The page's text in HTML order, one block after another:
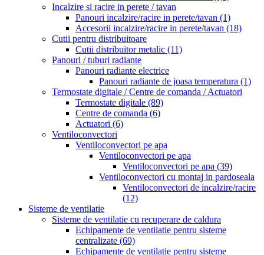
Incalzire si racire in perete / tavan
Panouri incalzire/racire in perete/tavan (1)
Accesorii incalzire/racire in perete/tavan (18)
Cutii pentru distribuitoare
Cutii distribuitor metalic (11)
Panouri / tuburi radiante
Panouri radiante electrice
Panouri radiante de joasa temperatura (1)
Termostate digitale / Centre de comanda / Actuatori
Termostate digitale (89)
Centre de comanda (6)
Actuatori (6)
Ventiloconvectori
Ventiloconvectori pe apa
Ventiloconvectori pe apa
Ventiloconvectori pe apa (39)
Ventiloconvectori cu montaj in pardoseala
Ventiloconvectori de incalzire/racire
(12)
Sisteme de ventilatie
Sisteme de ventilatie cu recuperare de caldura
Echipamente de ventilatie pentru sisteme
centralizate (69)
Echipamente de ventilatie pentru sisteme